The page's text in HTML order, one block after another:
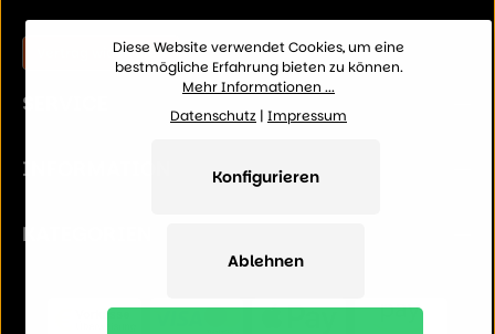
Vertrag widerrufen
SERVICE
INFORMATION
KATEGORIEN
Diese Website verwendet Cookies, um eine
bestmögliche Erfahrung bieten zu können.
Mehr Informationen ...
Datenschutz | Impressum
Ablehnen
Konfigurieren